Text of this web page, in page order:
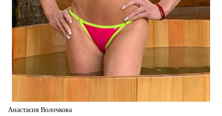
Анастасия Волочкова